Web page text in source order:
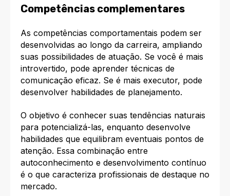
Competências complementares
As competências comportamentais podem ser
desenvolvidas ao longo da carreira, ampliando
suas possibilidades de atuação. Se você é mais
introvertido, pode aprender técnicas de
comunicação eficaz. Se é mais executor, pode
desenvolver habilidades de planejamento.​
O objetivo é conhecer suas tendências naturais
para potencializá-las, enquanto desenvolve
habilidades que equilibram eventuais pontos de
atenção. Essa combinação entre
autoconhecimento e desenvolvimento contínuo
é o que caracteriza profissionais de destaque no
mercado.​